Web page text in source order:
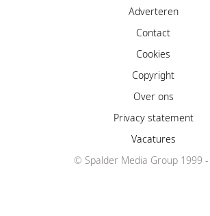
Adverteren
Contact
Cookies
Copyright
Over ons
Privacy statement
Vacatures
© Spalder Media Group 1999